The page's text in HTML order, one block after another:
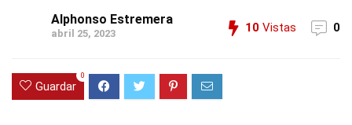
Alphonso Estremera
abril 25, 2023 10 Vistas 0
Guardar
0